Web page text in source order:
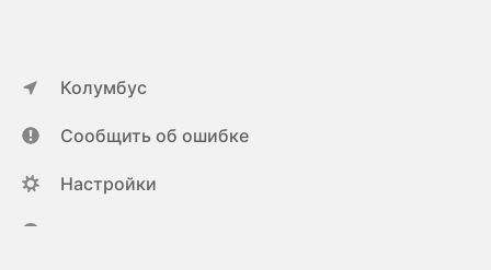
Колумбус
Сообщить об ошибке
Настройки